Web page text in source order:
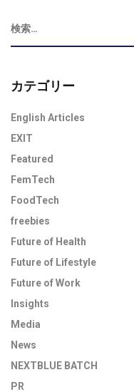
カテゴリー
English Articles
EXIT
Featured
FemTech
FoodTech
freebies
Future of Health
Future of Lifestyle
Future of Work
Insights
Media
News
NEXTBLUE BATCH
PR